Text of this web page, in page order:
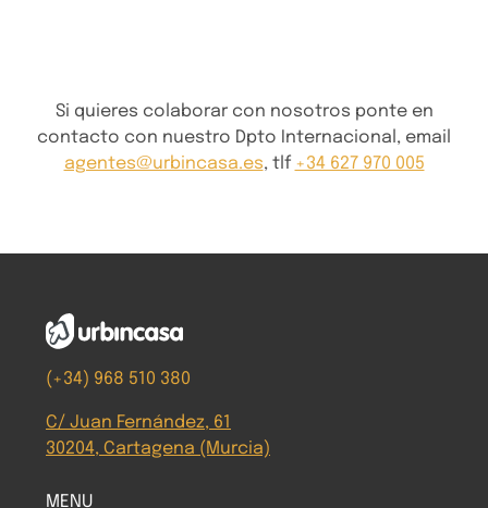
Si quieres colaborar con nosotros ponte en
contacto con nuestro Dpto Internacional, email
agentes@urbincasa.es, tlf +34 627 970 005
(+34) 968 510 380
C/ Juan Fernández, 61
30204, Cartagena (Murcia)
MENU